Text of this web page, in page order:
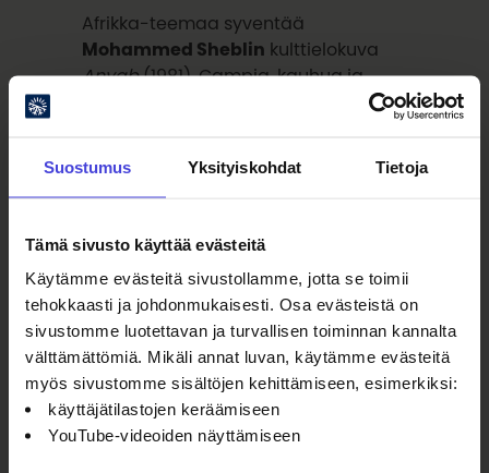
Suostumus Yksityiskohdat Tietoja
Tämä sivusto käyttää evästeitä
Käytämme evästeitä sivustollamme, jotta se toimii
tehokkaasti ja johdonmukaisesti. Osa evästeistä on
sivustomme luotettavan ja turvallisen toiminnan kannalta
välttämättömiä. Mikäli annat luvan, käytämme evästeitä
myös sivustomme sisältöjen kehittämiseen, esimerkiksi:
käyttäjätilastojen keräämiseen
YouTube-videoiden näyttämiseen
Afrikka-teemaa syventää
Mohammed Sheblin kulttielokuva
Anyab(1981). Campia, kauhua ja
Undergroundia, arkistoja
ja aaveita
Kotimaista
musiikkivideoasiantuntemusta
tarjoaa jo 15. kertaa järjestettäväVeli
Kauppisen Velinen sunnuntai
Ida KaroskoskenjaTuomas